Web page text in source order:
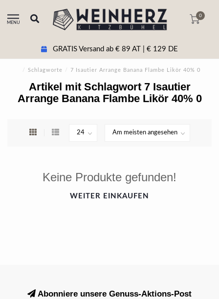
MENU
0
GRATIS Versand ab € 89 AT | € 129 DE
/ Schlagworte / 7 Isautier Arrange Banana Flambe Likör 40% 0
Artikel mit Schlagwort 7 Isautier
Arrange Banana Flambe Likör 40% 0
Keine Produkte gefunden!
WEITER EINKAUFEN
Abonniere unsere Genuss-Aktions-Post